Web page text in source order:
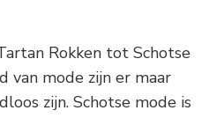
Rokken tot Schotse
van mode zijn er maar
zijn. Schotse mode is